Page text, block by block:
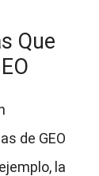
Que
de GEO
la